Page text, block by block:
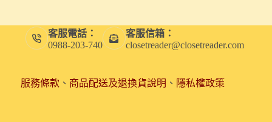
客服電話：
0988-203-740
客服信箱：
closetreader@closetreader.com
服務條款、 商品配送及退換貨說明 、 隱私權政策